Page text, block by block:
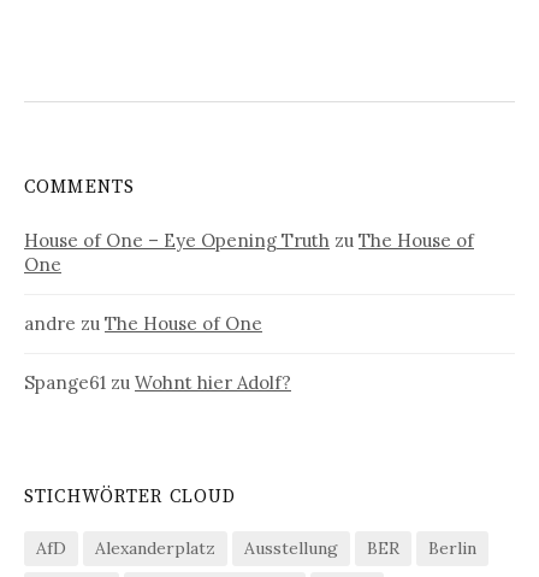
COMMENTS
House of One – Eye Opening Truth zu The House of
One
andre zu The House of One
Spange61 zu Wohnt hier Adolf?
STICHWÖRTER CLOUD
AfD Alexanderplatz Ausstellung BER
Berlin